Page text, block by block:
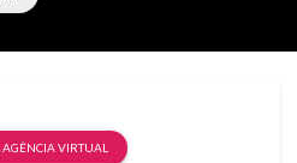
AGÊNCIA VIRTUAL